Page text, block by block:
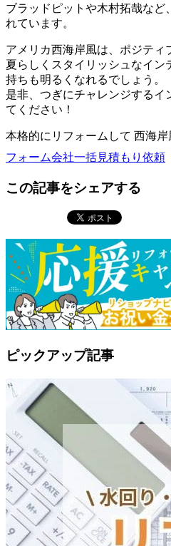
ブラッドピットや木村拓哉など
れています。
アメリカ西海岸風は、ポジティ
夏らしくスタイリッシュなイ
持ちも明るくなれるでしょう。
是非、つぎにチャレンジするイ
てください！
本格的にリフォームして 西海岸
フォーム会社一括見積もり依頼
この記事をシェアする
ピックアップ記事